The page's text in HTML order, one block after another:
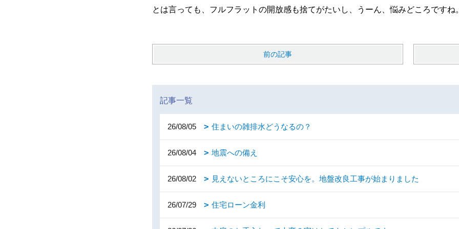
とは言っても、フルフラットの開放感も捨てがたいし、うーん、悩みどころですね。
前の記事
記事一覧
26/08/05 住まいの雑排水どうなるの？
26/08/04 地震への備え
26/08/02 見えないところにこそ安心を。地盤改良工事が始まりました
26/07/29 住宅ローン金利